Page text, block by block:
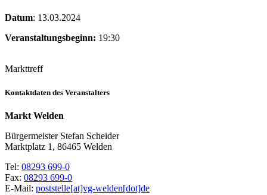
Datum: 13.03.2024
Veranstaltungsbeginn: 19:30
Markttreff
Kontaktdaten des Veranstalters
Markt Welden
Bürgermeister Stefan Scheider
Marktplatz 1, 86465 Welden
Tel: 08293 699-0
Fax: 08293 699-0
E-Mail: poststelle[at]vg-welden[dot]de